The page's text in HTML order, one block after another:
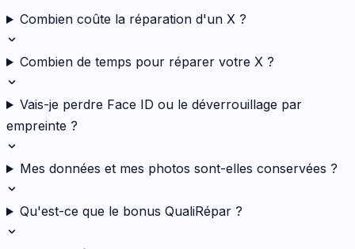
Combien coûte la réparation d'un X ?
Combien de temps pour réparer votre X ?
Vais-je perdre Face ID ou le déverrouillage par
empreinte ?
Mes données et mes photos sont-elles conservées ?
Qu'est-ce que le bonus QualiRépar ?